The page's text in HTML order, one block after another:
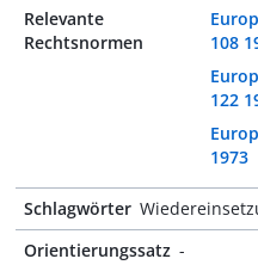
Relevante
Rechtsnormen
108
122
1973
Schlagwörter
Orientierungssatz -